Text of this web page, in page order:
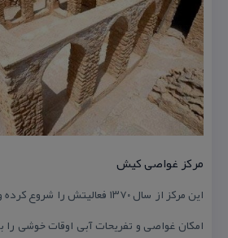
مركز غواصی كیش
این مركز از سال ۱۳۷۰ فعالیتش
امكان غواصی و تفریحات آبی اوقات خوشی